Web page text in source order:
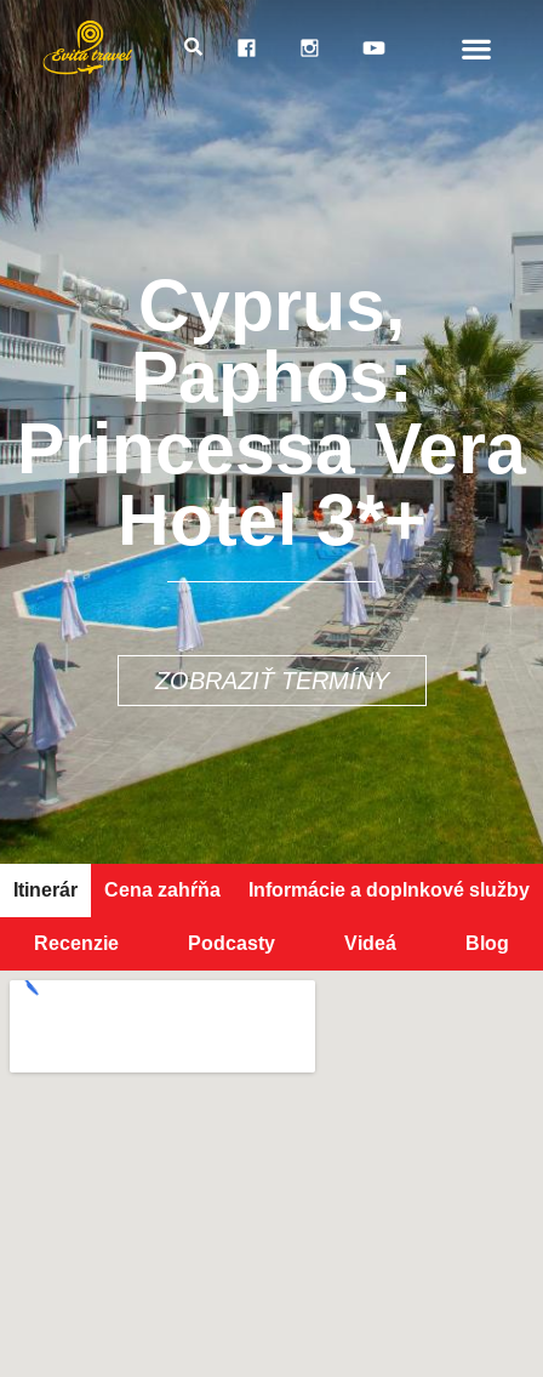
Cyprus,
Paphos:
Princessa Vera
Hotel 3*+
ZOBRAZIŤ TERMÍNY
Itinerár Cena zahŕňa Informácie a doplnkové služby
Recenzie Podcasty Videá Blog